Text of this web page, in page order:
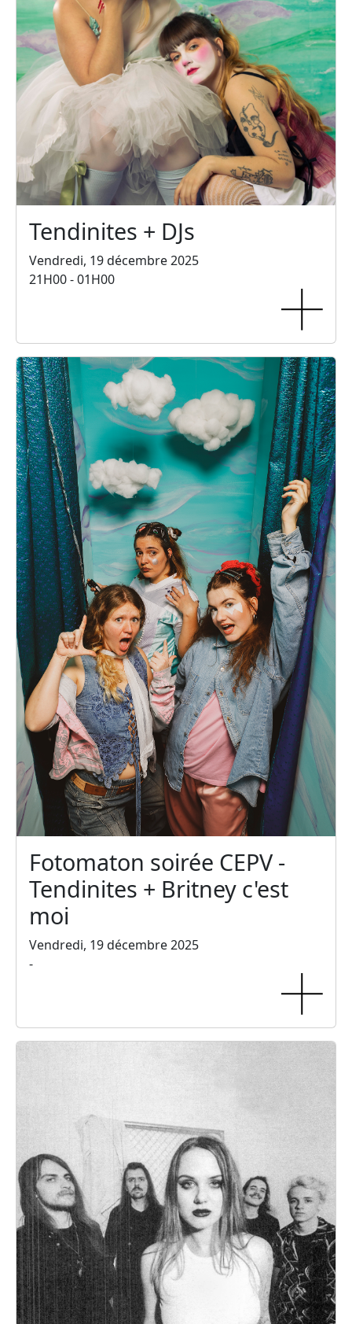
Tendinites + DJs
Vendredi, 19 décembre 2025
21H00 - 01H00
Fotomaton soirée CEPV -
Tendinites + Britney c'est
moi
Vendredi, 19 décembre 2025
-